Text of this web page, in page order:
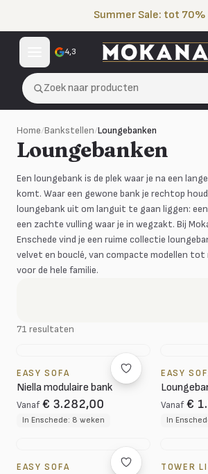
Summer Sale: tot 70%
4,3
Zoek naar producten
Home/Bankstellen/Loungebanken
Loungebanken
Een loungebank is de plek waar je na een
komt. Waar een gewone bank je rechtop
loungebank uit om languit te gaan liggen:
een zachte vulling waar je in wegzakt. Bij
Enschede vind je een ruime collectie
velvet en bouclé, van compacte modellen tot
voor de hele familie.
71 resultaten
EASY SOFA
Niella modulaire bank
Vanaf € 3.282,00
In Enschede: 8 weken
EASY
Vanaf €
In
EASY SOFA TOWER